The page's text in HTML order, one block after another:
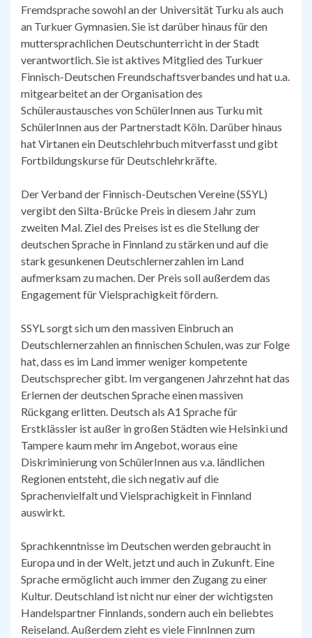
Fremdsprache sowohl an der Universität Turku als auch
an Turkuer Gymnasien. Sie ist darüber hinaus für den
muttersprachlichen Deutschunterricht in der Stadt
verantwortlich. Sie ist aktives Mitglied des Turkuer
Finnisch-Deutschen Freundschaftsverbandes und hat u.a.
mitgearbeitet an der Organisation des
Schüleraustausches von SchülerInnen aus Turku mit
SchülerInnen aus der Partnerstadt Köln. Darüber hinaus
hat Virtanen ein Deutschlehrbuch mitverfasst und gibt
Fortbildungskurse für Deutschlehrkräfte.
Der Verband der Finnisch-Deutschen Vereine (SSYL)
vergibt den Silta-Brücke Preis in diesem Jahr zum
zweiten Mal. Ziel des Preises ist es die Stellung der
deutschen Sprache in Finnland zu stärken und auf die
stark gesunkenen Deutschlernerzahlen im Land
aufmerksam zu machen. Der Preis soll außerdem das
Engagement für Vielsprachigkeit fördern.
SSYL sorgt sich um den massiven Einbruch an
Deutschlernerzahlen an finnischen Schulen, was zur Folge
hat, dass es im Land immer weniger kompetente
Deutschsprecher gibt. Im vergangenen Jahrzehnt hat das
Erlernen der deutschen Sprache einen massiven
Rückgang erlitten. Deutsch als A1 Sprache für
Erstklässler ist außer in großen Städten wie Helsinki und
Tampere kaum mehr im Angebot, woraus eine
Diskriminierung von SchülerInnen aus v.a. ländlichen
Regionen entsteht, die sich negativ auf die
Sprachenvielfalt und Vielsprachigkeit in Finnland
auswirkt.
Sprachkenntnisse im Deutschen werden gebraucht in
Europa und in der Welt, jetzt und auch in Zukunft. Eine
Sprache ermöglicht auch immer den Zugang zu einer
Kultur. Deutschland ist nicht nur einer der wichtigsten
Handelspartner Finnlands, sondern auch ein beliebtes
Reiseland. Außerdem zieht es viele FinnInnen zum